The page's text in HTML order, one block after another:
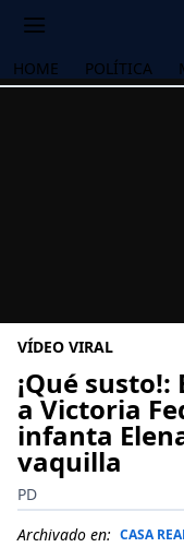
HOME POLÍTICA
VÍDEO VIRAL
¡Qué
a Victoria
infanta
vaquilla
PD
Archivado en: CASA